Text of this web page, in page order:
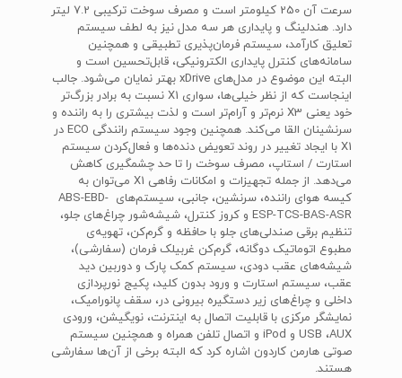
سرعت آن 250 کیلومتر است و مصرف سوخت ترکیبی 7.2 لیتر
دارد. هندلینگ و پایداری هر سه مدل نیز به لطف سیستم
تعلیق کارآمد، سیستم فرمان‌پذیری تطبیقی و همچنین
سامانه‌های کنترل پایداری الکترونیکی، قابل‌تحسین است و
البته این موضوع در مدل‌های xDrive بهتر نمایان می‌شود. جالب
اینجاست که از نظر خیلی‌ها، سواری X1 نسبت به برادر بزرگ‌تر
خود یعنی X3 نرم‌تر و آرام‌تر است و لذت بیشتری را به راننده و
سرنشینان القا می‌کند. همچنین وجود سیستم رانندگی ECO در
X1 با ایجاد تغییر در روند تعویض دنده‌ها و فعال‌کردن سیستم
استارت / استاپ، مصرف سوخت را تا حد چشمگیری کاهش
می‌دهد. از جمله تجهیزات و امکانات رفاهی X1 می‌توان به
کیسه هوای راننده، سرنشین، جانبی، سیستم‌های ABS-EBD-
ESP-TCS-BAS-ASR و کروز کنترل، شیشه‌شور چراغ‌های جلو،
تنظیم برقی صندلی‌های جلو با حافظه و گرم‌کن، تهویه‌ی
مطبوع اتوماتیک دو‌گانه، گرم‌کن غربیلک فرمان (سفارشی)،
شیشه‌های عقب دودی، سیستم کمک پارک و دوربین دید
عقب، سیستم استارت و ورود بدون کلید، پکیج نورپردازی
داخلی و چراغ‌های زیر دستگیره بیرونی در، سقف پانورامیک،
نمایشگر مرکزی با قابلیت اتصال به اینترنت، نویگیشن، ورودی
USB ،AUX و iPod و اتصال تلفن همراه و همچنین سیستم
صوتی‌ هارمن کاردون اشاره کرد که البته برخی از آن‌ها سفارشی
هستند.